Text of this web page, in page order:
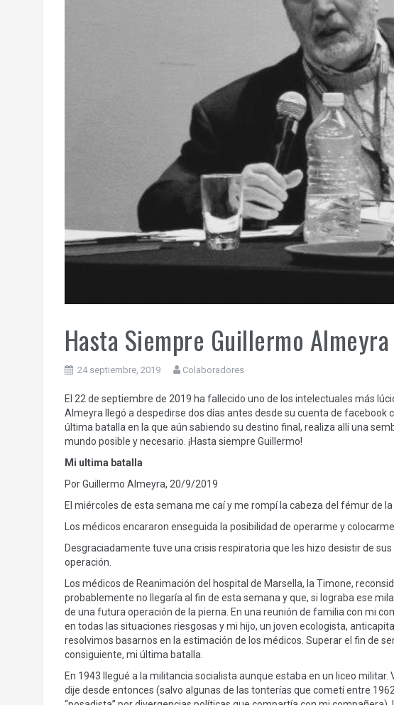
Hasta Siempre Guillermo Almeyra
24 septiembre, 2019 Colaboradores
El 22 de septiembre de 2019 ha fallecido uno de los intelectuales más
Almeyra llegó a despedirse dos días antes desde su cuenta de facebook
última batalla en la que aún sabiendo su destino final, realiza allí una
mundo posible y necesario. ¡Hasta siempre Guillermo!
Mi ultima batalla
Por Guillermo Almeyra, 20/9/2019
El miércoles de esta semana me caí y me rompí la cabeza del fémur de la
Los médicos encararon enseguida la posibilidad de operarme y
Desgraciadamente tuve una crisis respiratoria que les hizo desistir de
operación.
Los médicos de Reanimación del hospital de Marsella, la Timone,
probablemente no llegaría al fin de esta semana y que, si lograba ese
de una futura operación de la pierna. En una reunión de familia con mi
en todas las situaciones riesgosas y mi hijo, un joven ecologista,
resolvimos basarnos en la estimación de los médicos. Superar el fin de
consiguiente, mi última batalla.
En 1943 llegué a la militancia socialista aunque estaba en un liceo
dije desde entonces (salvo algunas de las tonterías que cometí entre